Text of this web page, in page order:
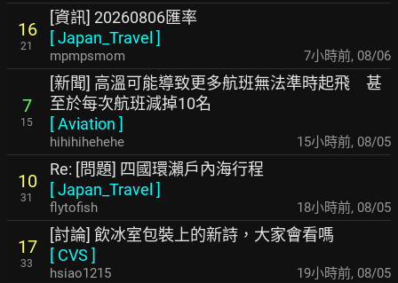
16
21
[資訊] 20260806匯率
[Japan_Travel ]
mpmpsmom 7小時前, 08/06
7
15
[新聞] 高溫可能導致更多航班無法準時起飛 甚
至於每次航班減掉10名
[Aviation ]
hihihihehehe 15小時前, 08/05
10
31
Re: [問題] 四國環瀨戶內海行程
[Japan_Travel ]
flytofish 18小時前, 08/05
17
33
[討論] 飲冰室包裝上的新詩，大家會看嗎
[ CVS ]
hsiao1215 19小時前, 08/05